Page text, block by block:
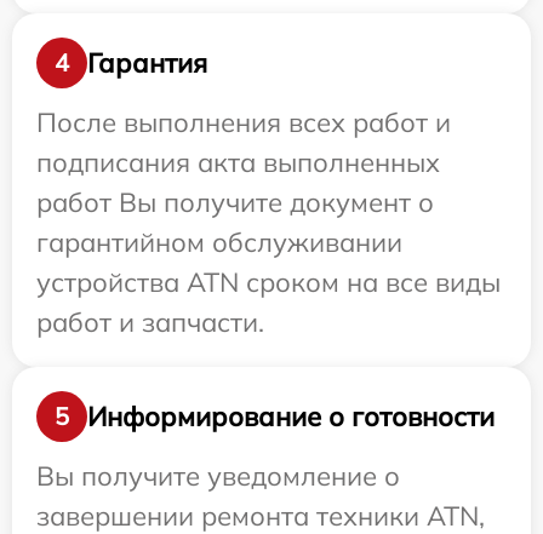
4
Гарантия
После выполнения всех работ и
подписания акта выполненных
работ Вы получите документ о
гарантийном обслуживании
устройства ATN сроком на все виды
работ и запчасти.
5
Информирование о готовности
Вы получите уведомление о
завершении ремонта техники ATN,